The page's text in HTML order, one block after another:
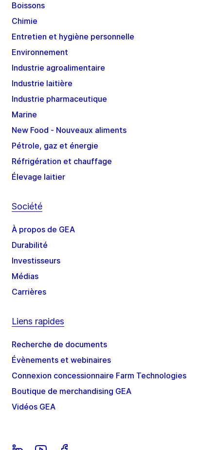
Boissons
Chimie
Entretien et hygiène personnelle
Environnement
Industrie agroalimentaire
Industrie laitière
Industrie pharmaceutique
Marine
New Food - Nouveaux aliments
Pétrole, gaz et énergie
Réfrigération et chauffage
Élevage laitier
Société
À propos de GEA
Durabilité
Investisseurs
Médias
Carrières
Liens rapides
Recherche de documents
Évènements et webinaires
Connexion concessionnaire Farm Technologies
Boutique de merchandising GEA
Vidéos GEA